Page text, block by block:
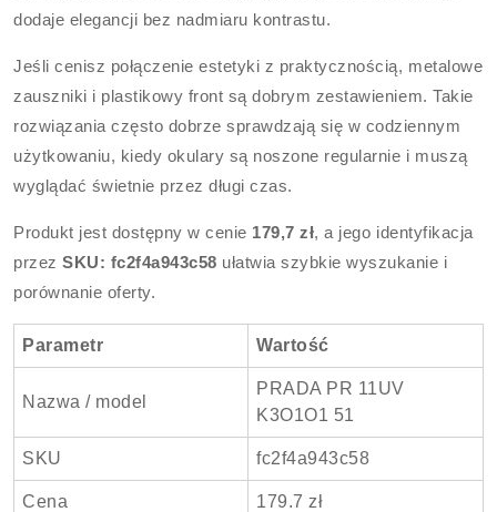
dodaje elegancji bez nadmiaru kontrastu.
Jeśli cenisz połączenie estetyki z praktycznością, metalowe
zauszniki i plastikowy front są dobrym zestawieniem. Takie
rozwiązania często dobrze sprawdzają się w codziennym
użytkowaniu, kiedy okulary są noszone regularnie i muszą
wyglądać świetnie przez długi czas.
Produkt jest dostępny w cenie 179,7 zł, a jego identyfikacja
przezSKU: fc2f4a943c58 ułatwia szybkie wyszukanie i
porównanie oferty.
Parametr Wartość
Nazwa / model
PRADA PR 11UV
K3O1O1 51
SKU fc2f4a943c58
Cena 179.7 zł